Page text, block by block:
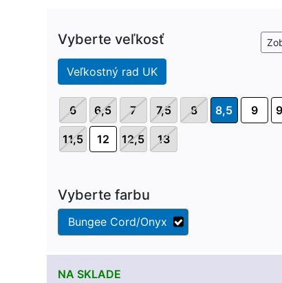
Vyberte veľkosť
Veľkostný rad UK
6 6,5 7 7,5 8 8,5 9
11,5 12 12,5 13
Vyberte farbu
Bungee Cord/Onyx
NA SKLADE